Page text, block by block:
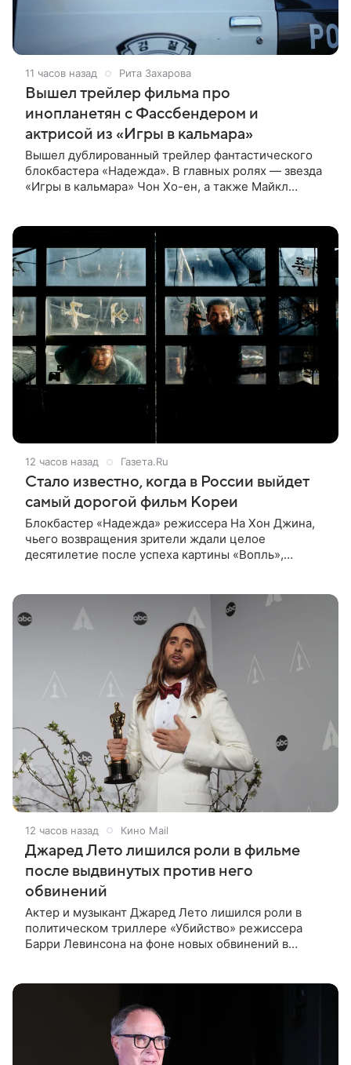
11 часов назад Рита Захарова
Вышел трейлер фильма про
инопланетян с Фассбендером и
актрисой из «Игры в кальмара»
Вышел дублированный трейлер фантастического
блокбастера «Надежда». В главных ролях — звезда
«Игры в кальмара» Чон Хо-ен, а также Майкл
12 часов назад Газета.Ru
Стало известно, когда в России выйдет
самый дорогой фильм Кореи
Блокбастер «Надежда» режиссера На Хон Джина,
чьего возвращения зрители ждали целое
десятилетие после успеха картины «Вопль»,
12 часов назад Кино Mail
Джаред Лето лишился роли в фильме
после выдвинутых против него
обвинений
Актер и музыкант Джаред Лето лишился роли в
политическом триллере «Убийство» режиссера
Барри Левинсона на фоне новых обвинений в